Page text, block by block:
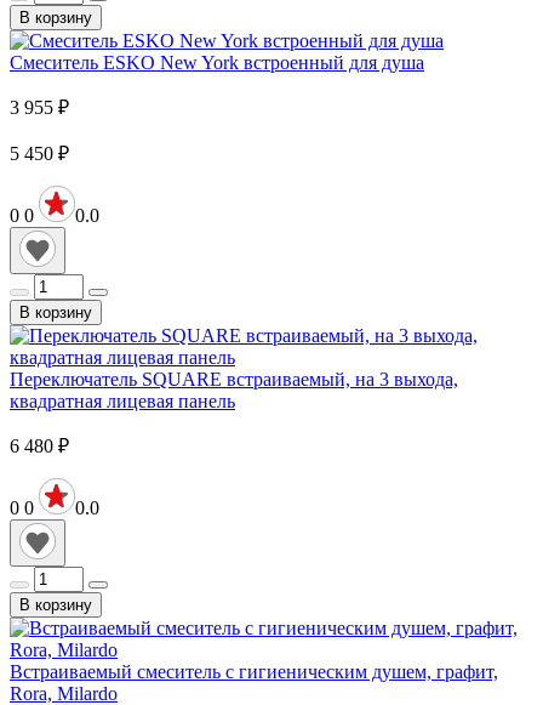
В корзину
Смеситель ESKO New York встроенный для душа
3 955 ₽
5 450 ₽
0 0 0.0
В корзину
Переключатель SQUARE встраиваемый, на 3 выхода,
квадратная лицевая панель
6 480 ₽
0 0 0.0
В корзину
Встраиваемый смеситель с гигиеническим душем, графит,
Rora, Milardo